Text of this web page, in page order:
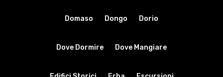
Domaso Dongo Dorio
Dove Dormire Dove Mangiare